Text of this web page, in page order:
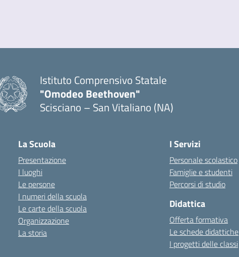
Istituto Comprensivo Statale
"Omodeo Beethoven"
Scisciano – San Vitaliano (NA)
La Scuola
Presentazione
I luoghi
Le persone
I numeri della scuola
Le carte della scuola
Organizzazione
La storia
I Servizi
Personale scolastico
Famiglie e studenti
Percorsi di studio
Didattica
Offerta formativa
Le schede didattiche
I progetti delle classi